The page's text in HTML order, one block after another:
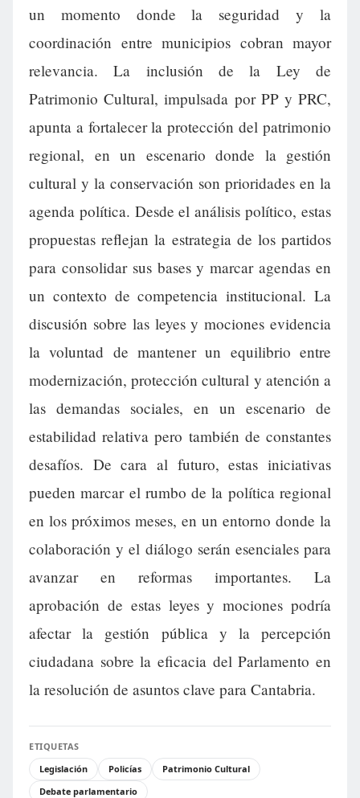
un momento donde la seguridad y la
coordinación entre municipios cobran mayor
relevancia. La inclusión de la Ley de
Patrimonio Cultural, impulsada por PP y PRC,
apunta a fortalecer la protección del patrimonio
regional, en un escenario donde la gestión
cultural y la conservación son prioridades en la
agenda política. Desde el análisis político, estas
propuestas reflejan la estrategia de los partidos
para consolidar sus bases y marcar agendas en
un contexto de competencia institucional. La
discusión sobre las leyes y mociones evidencia
la voluntad de mantener un equilibrio entre
modernización, protección cultural y atención a
las demandas sociales, en un escenario de
estabilidad relativa pero también de constantes
desafíos. De cara al futuro, estas iniciativas
pueden marcar el rumbo de la política regional
en los próximos meses, en un entorno donde la
colaboración y el diálogo serán esenciales para
avanzar en reformas importantes. La
aprobación de estas leyes y mociones podría
afectar la gestión pública y la percepción
ciudadana sobre la eficacia del Parlamento en
la resolución de asuntos clave para Cantabria.
ETIQUETAS
Legislación
Policías
Patrimonio Cultural
Debate parlamentario